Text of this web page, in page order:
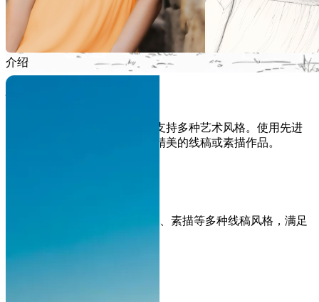
介绍
一款专业的AI驱动转换工具，支持多种艺术风格。使用先进
的AI技术，将您的照片转换为精美的线稿或素描作品。
提供默认、卡通、史努比、素描等多种线稿风格，满足
不同创作需求。